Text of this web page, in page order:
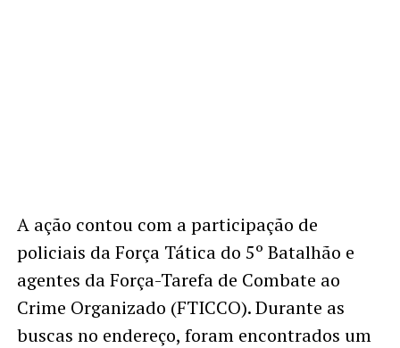
A ação contou com a participação de
policiais da Força Tática do 5º Batalhão e
agentes da Força-Tarefa de Combate ao
Crime Organizado (FTICCO). Durante as
buscas no endereço, foram encontrados um